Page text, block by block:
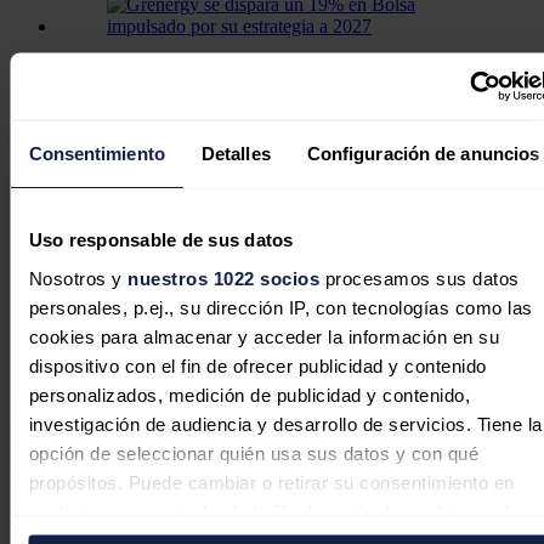
Consentimiento Detalles Configuración de anuncios
Uso responsable de sus datos
Nosotros y nuestros 1022 sociosprocesamos sus datos
personales, p.ej., su dirección IP, con tecnologías como las
cookies para almacenar y acceder la información en su
dispositivo con el fin de ofrecer publicidad y contenido
personalizados, medición de publicidad y contenido,
investigación de audiencia y desarrollo de servicios. Tiene la
opción de seleccionar quién usa sus datos y con qué
propósitos. Puede cambiar o retirar su consentimiento en
en el Menú de consentimiento.
Grenergy se dispara un 19% en Bolsa
Bilbao Port y Vinci Energies Spain
confían en Ormazabal e Ingeteam
para electrificar los muelles del
Puerto de Bilbao
El consejero delegado de Grenergy,David Ruiz de Andrés
que el éxito de proyectos como Oasis de Atacama "depende, en gran
medida, de contar con socios confiables y tecnología punta".
"Ingeteam, empresa española líder en innovación energética, es para
nosotros un aliado estratégico clave en la construcción de una